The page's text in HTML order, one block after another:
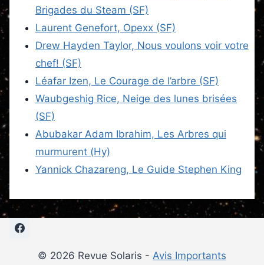
Brigades du Steam (SF)
Laurent Genefort, Opexx (SF)
Drew Hayden Taylor, Nous voulons voir votre
chef! (SF)
Léafar Izen, Le Courage de l’arbre (SF)
Waubgeshig Rice, Neige des lunes brisées
(SF)
Abubakar Adam Ibrahim, Les Arbres qui
murmurent (Hy)
Yannick Chazareng, Le Guide Stephen King
© 2026 Revue Solaris - Avis Importants